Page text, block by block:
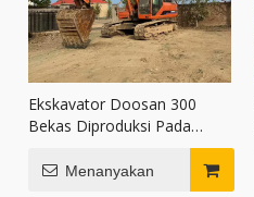
Ekskavator Doosan 300
Bekas Diproduksi Pada
Menanyakan